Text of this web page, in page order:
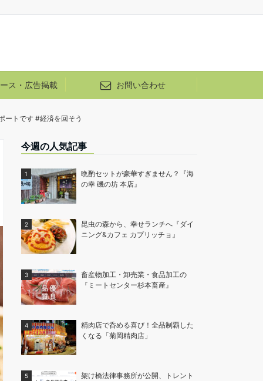
ス・広告掲載 お問い合わせ
ートです #経済を回そう
今週の人気記事
晩酌セットが豪華すぎません？『海
の幸 磯の坊 本店』
昆虫の森から、幸せランチへ『ダイ
ニング&カフェ カプリッチョ』
畜産物加工・卸売業・食品加工の
『ミートセンター杉本畜産』
精肉店で呑める喜び！全品制覇した
くなる「菊岡精肉店」
架け橋法律事務所が公開、トレント